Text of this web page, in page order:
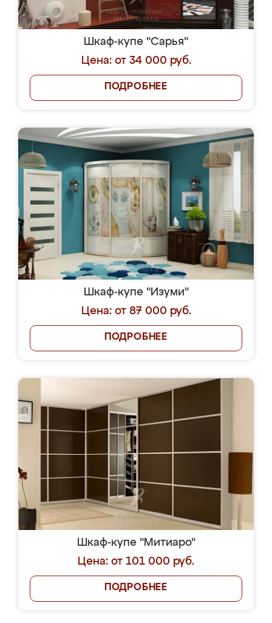
Шкаф-купе "Сарья"
Цена: от 34 000 руб.
ПОДРОБНЕЕ
Шкаф-купе "Изуми"
Цена: от 87 000 руб.
ПОДРОБНЕЕ
Шкаф-купе "Митиаро"
Цена: от 101 000 руб.
ПОДРОБНЕЕ